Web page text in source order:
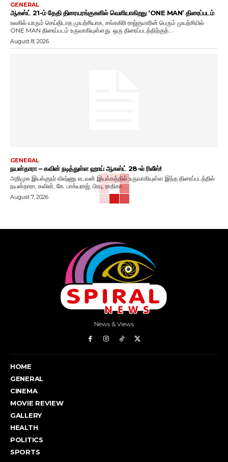
GENERAL
ஆகஸ்ட் 21-ம் தேதி திரையரங்குகளில் வெளியாகிறது ‘ONE MAN’ திரைப்படம்
உலகில் யாரும் செய்திடாத முயற்சியாக, சங்ககிரி ராஜ்குமாரின் பெரும் முயற்சியில்
ONE MAN திரைப்படம் உருவாகியுள்ளது. ஒரு திரைப்படத்திற்குத்...
August 8, 2026
GENERAL
நயன்தாரா – கவின் நடித்துள்ள ஹாய் ஆகஸ்ட் 28-ல் ரிலீஸ்!
அறிமுக இயக்குநர் விஷ்ணு எடவன் இயக்கத்தில் உருவாகியுள்ள இந்த திரைப்படத்தில்
நயன்தாரா, கவின், கே. பாக்யராஜ், பிரபு, ராதிகா...
August 7, 2026
News & Views
HOME
GENERAL
CINEMA
MOVIE REVIEW
GALLERY
HEALTH
POLITICS
SPORTS